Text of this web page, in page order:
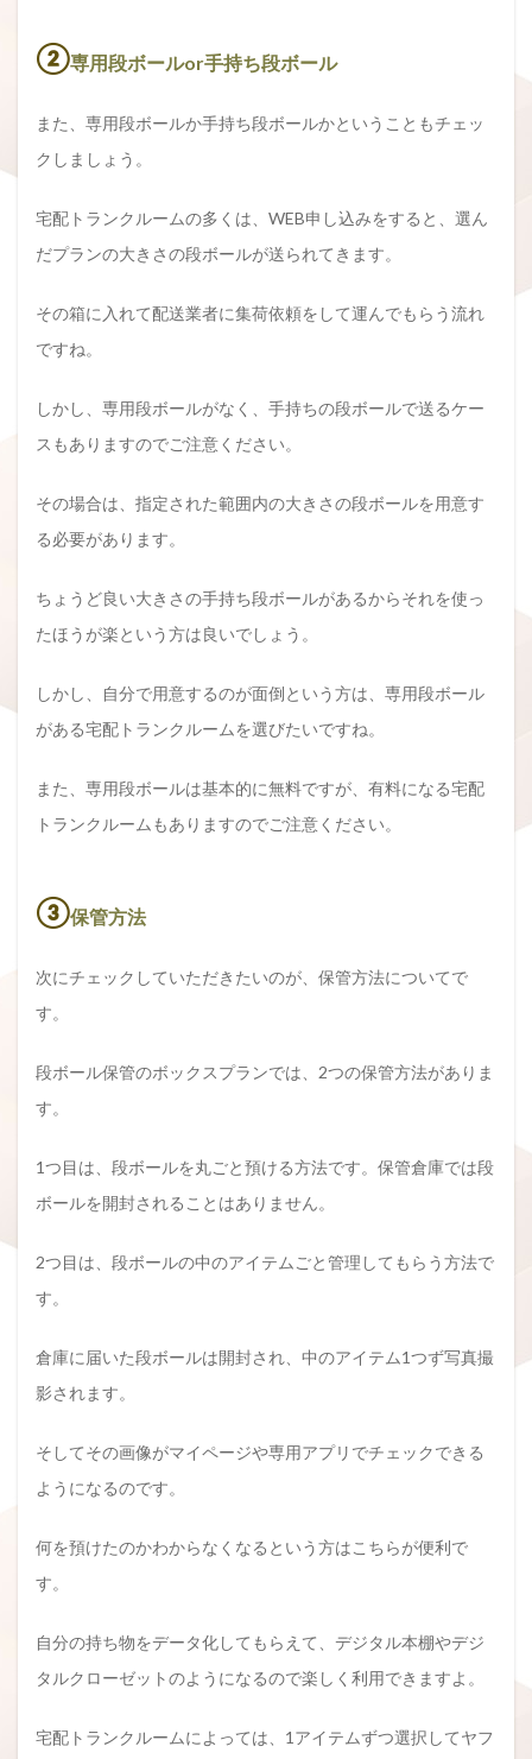
②専用段ボールor手持ち段ボール
また、専用段ボールか手持ち段ボールかということもチェッ
クしましょう。
宅配トランクルームの多くは、WEB申し込みをすると、選ん
だプランの大きさの段ボールが送られてきます。
その箱に入れて配送業者に集荷依頼をして運んでもらう流れ
ですね。
しかし、専用段ボールがなく、手持ちの段ボールで送るケー
スもありますのでご注意ください。
その場合は、指定された範囲内の大きさの段ボールを用意す
る必要があります。
ちょうど良い大きさの手持ち段ボールがあるからそれを使っ
たほうが楽という方は良いでしょう。
しかし、自分で用意するのが面倒という方は、専用段ボール
がある宅配トランクルームを選びたいですね。
また、専用段ボールは基本的に無料ですが、有料になる宅配
トランクルームもありますのでご注意ください。
③保管方法
次にチェックしていただきたいのが、保管方法についてで
す。
段ボール保管のボックスプランでは、2つの保管方法がありま
す。
1つ目は、段ボールを丸ごと預ける方法です。保管倉庫では段
ボールを開封されることはありません。
2つ目は、段ボールの中のアイテムごと管理してもらう方法で
す。
倉庫に届いた段ボールは開封され、中のアイテム1つず写真撮
影されます。
そしてその画像がマイページや専用アプリでチェックできる
ようになるのです。
何を預けたのかわからなくなるという方はこちらが便利で
す。
自分の持ち物をデータ化してもらえて、デジタル本棚やデジ
タルクローゼットのようになるので楽しく利用できますよ。
宅配トランクルームによっては、1アイテムずつ選択してヤフ